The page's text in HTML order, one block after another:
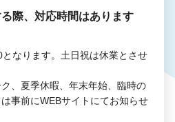
際、対応時間はあります
なります。土日祝は休業とさせ
、夏季休暇、年末年始、臨時の
事前にWEBサイトにてお知らせ